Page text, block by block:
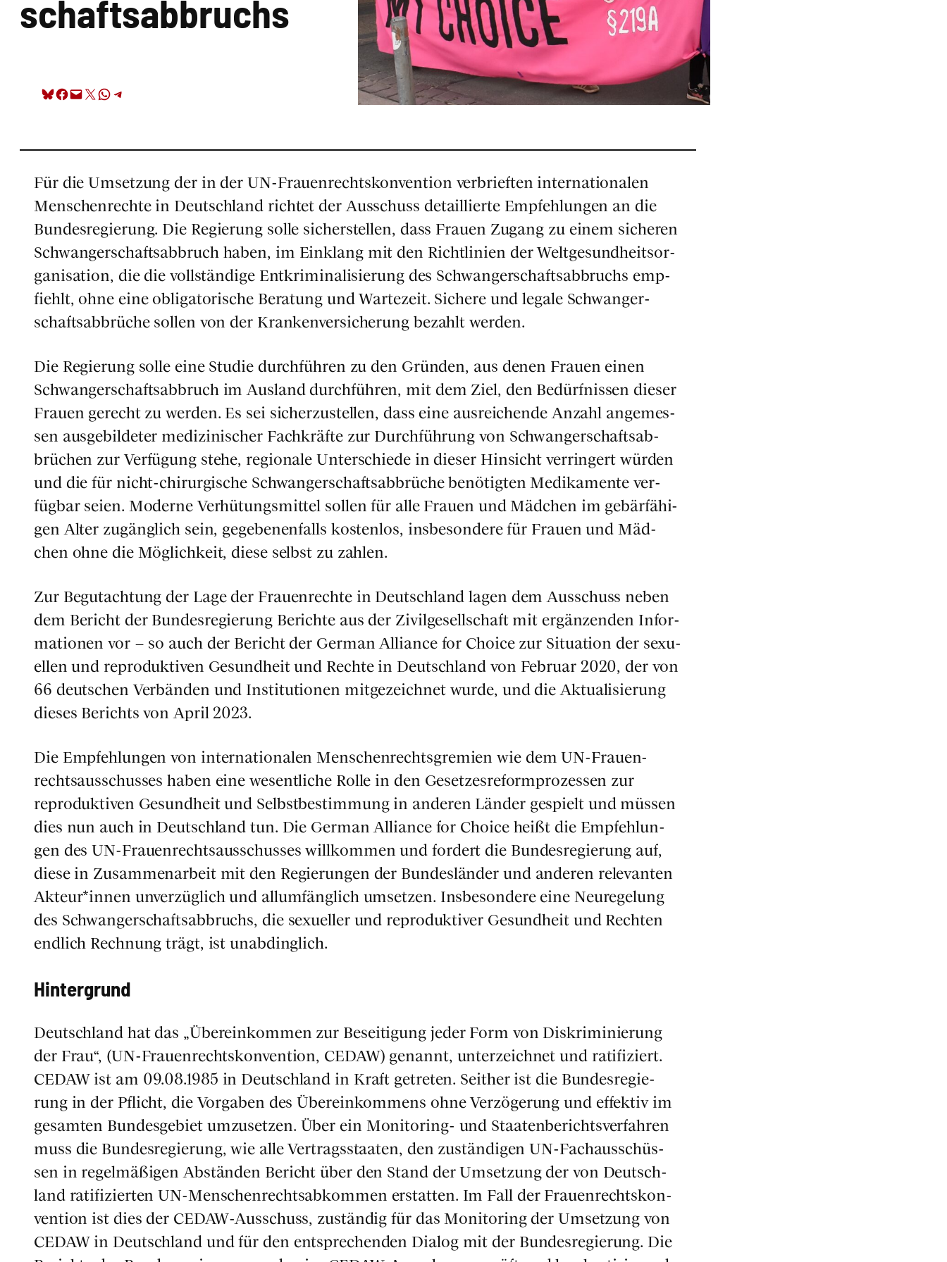
schafts­ab­bruchs
Share on Bluesky Share on Facebook Email this Page Share on X Share on WhatsApp Share on Telegram
Für die Umset­zung der in der UN-Frau­en­rechts­kon­ven­ti­on ver­brief­ten inter­na­tio­na­len
Men­schen­rech­te in Deutsch­land rich­tet der Aus­schuss detail­lier­te Emp­feh­lun­gen an die
Bun­des­re­gie­rung. Die Regie­rung sol­le sicher­stel­len, dass Frau­en Zugang zu einem siche­ren
Schwan­ger­schafts­ab­bruch haben, im Ein­klang mit den Richt­li­ni­en der Welt­ge­sund­heits­or­
ga­ni­sa­ti­on, die die voll­stän­di­ge Ent­kri­mi­na­li­sie­rung des Schwan­ger­schafts­ab­bruchs emp­
fiehlt, ohne eine obli­ga­to­ri­sche Bera­tung und War­te­zeit. Siche­re und lega­le Schwan­ger­
schafts­ab­brü­che sol­len von der Kran­ken­ver­si­che­rung bezahlt wer­den.
Die Regie­rung sol­le eine Stu­die durch­füh­ren zu den Grün­den, aus denen Frau­en einen
Schwan­ger­schafts­ab­bruch im Aus­land durch­füh­ren, mit dem Ziel, den Bedürf­nis­sen die­ser
Frau­en gerecht zu wer­den. Es sei sicher­zu­stel­len, dass eine aus­rei­chen­de Anzahl ange­mes­
sen aus­ge­bil­de­ter medi­zi­ni­scher Fach­kräf­te zur Durch­füh­rung von Schwan­ger­schafts­ab­
brü­chen zur Ver­fü­gung ste­he, regio­na­le Unter­schie­de in die­ser Hin­sicht ver­rin­gert wür­den
und die für nicht-chir­ur­gi­sche Schwan­ger­schafts­ab­brü­che benö­tig­ten Medi­ka­men­te ver­
füg­bar sei­en. Moder­ne Ver­hü­tungs­mit­tel sol­len für alle Frau­en und Mäd­chen im gebär­fä­hi­
gen Alter zugäng­lich sein, gege­be­nen­falls kos­ten­los, ins­be­son­de­re für Frau­en und Mäd­
chen ohne die Mög­lich­keit, die­se selbst zu zah­len.
Zur Begut­ach­tung der Lage der Frau­en­rech­te in Deutsch­land lagen dem Aus­schuss neben
dem Bericht der Bun­des­re­gie­rung Berich­te aus der Zivil­ge­sell­schaft mit ergän­zen­den Infor­
ma­tio­nen vor – so auch der Bericht der Ger­man Alli­ance for Choice zur Situa­ti­on der sexu­
el­len und repro­duk­ti­ven Gesund­heit und Rech­te in Deutsch­land von Febru­ar 2020, der von
66 deut­schen Ver­bän­den und Insti­tu­tio­nen mit­ge­zeich­net wur­de, und die Aktua­li­sie­rung
die­ses Berichts von April 2023.
Die Emp­feh­lun­gen von inter­na­tio­na­len Men­schen­rechts­gre­mi­en wie dem UN-Frau­en­
rechts­aus­schus­ses haben eine wesent­li­che Rol­le in den Geset­zes­re­form­pro­zes­sen zur
repro­duk­ti­ven Gesund­heit und Selbst­be­stim­mung in ande­ren Län­der gespielt und müs­sen
dies nun auch in Deutsch­land tun. Die Ger­man Alli­ance for Choice heißt die Emp­feh­lun­
gen des UN-Frau­en­rechts­aus­schus­ses will­kom­men und for­dert die Bun­des­re­gie­rung auf,
die­se in Zusam­men­ar­beit mit den Regie­run­gen der Bun­des­län­der und ande­ren rele­van­ten
Akteur*innen unver­züg­lich und all­um­fäng­lich umset­zen. Ins­be­son­de­re eine Neu­re­ge­lung
des Schwan­ger­schafts­ab­bruchs, die sexu­el­ler und repro­duk­ti­ver Gesund­heit und Rech­ten
end­lich Rech­nung trägt, ist unab­ding­lich.
Hin­ter­grund
Deutsch­land hat das „Über­ein­kom­men zur Besei­ti­gung jeder Form von Dis­kri­mi­nie­rung
der Frau“, (UN-Frau­en­rechts­kon­ven­ti­on, CEDAW) genannt, unter­zeich­net und rati­fi­ziert.
CEDAW ist am 09.08.1985 in Deutsch­land in Kraft getre­ten. Seit­her ist die Bun­des­re­gie­
rung in der Pflicht, die Vor­ga­ben des Über­ein­kom­mens ohne Ver­zö­ge­rung und effek­tiv im
gesam­ten Bun­des­ge­biet umzu­set­zen. Über ein Moni­to­ring- und Staa­ten­be­richts­ver­fah­ren
muss die Bun­des­re­gie­rung, wie alle Ver­trags­staa­ten, den zustän­di­gen UN-Fach­aus­schüs­
sen in regel­mä­ßi­gen Abstän­den Bericht über den Stand der Umset­zung der von Deutsch­
land rati­fi­zier­ten UN-Men­schen­rechts­ab­kom­men erstat­ten. Im Fall der Frau­en­rechts­kon­
ven­ti­on ist dies der CEDAW-Aus­schuss, zustän­dig für das Moni­to­ring der Umset­zung von
CEDAW in Deutsch­land und für den ent­spre­chen­den Dia­log mit der Bun­des­re­gie­rung. Die